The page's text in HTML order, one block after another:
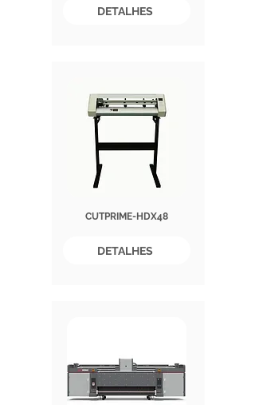
DETALHES
CUTPRIME-HDX48
DETALHES